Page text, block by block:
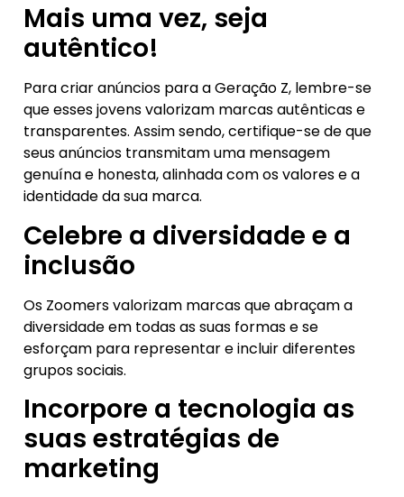
Mais uma vez, seja
autêntico!
Para criar anúncios para a Geração Z, lembre-se
que esses jovens valorizam marcas autênticas e
transparentes. Assim sendo, certifique-se de que
seus anúncios transmitam uma mensagem
genuína e honesta, alinhada com os valores e a
identidade da sua marca.
Celebre a diversidade e a
inclusão
Os Zoomers valorizam marcas que abraçam a
diversidade em todas as suas formas e se
esforçam para representar e incluir diferentes
grupos sociais.
Incorpore a tecnologia as
suas estratégias de
marketing